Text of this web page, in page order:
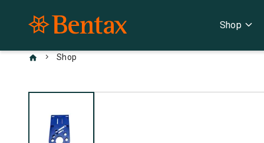
Shop expand_more
chevron_right Shop